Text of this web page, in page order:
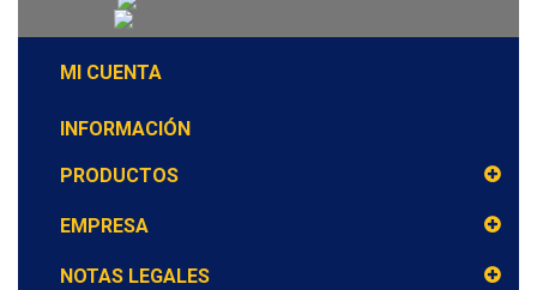
MI CUENTA
INFORMACIÓN
PRODUCTOS
EMPRESA
NOTAS LEGALES